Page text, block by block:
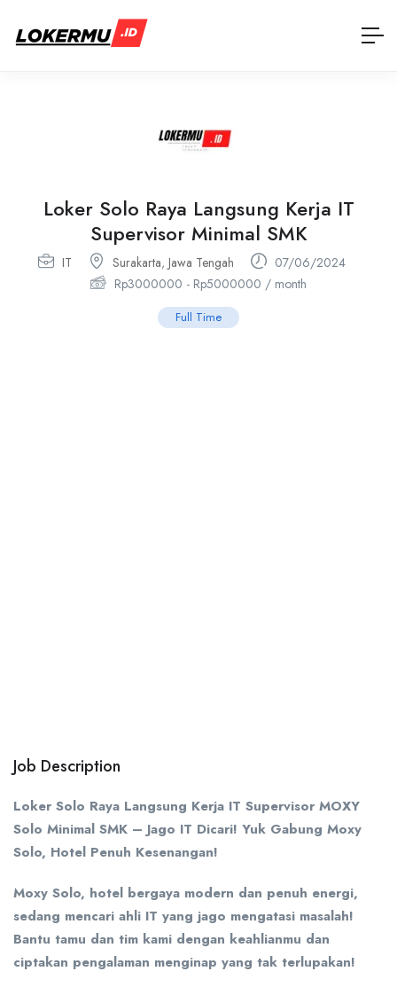
Loker Solo Raya Langsung Kerja IT
Supervisor Minimal SMK
IT Surakarta, Jawa Tengah
07/06/2024
Rp3000000 - Rp5000000 / month
Full Time
Job Description
Loker Solo Raya Langsung Kerja IT Supervisor MOXY
Solo Minimal SMK – Jago IT Dicari! Yuk Gabung Moxy
Solo, Hotel Penuh Kesenangan!
Moxy Solo, hotel bergaya modern dan penuh energi,
sedang mencari ahli IT yang jago mengatasi masalah!
Bantu tamu dan tim kami dengan keahlianmu dan
ciptakan pengalaman menginap yang tak terlupakan!